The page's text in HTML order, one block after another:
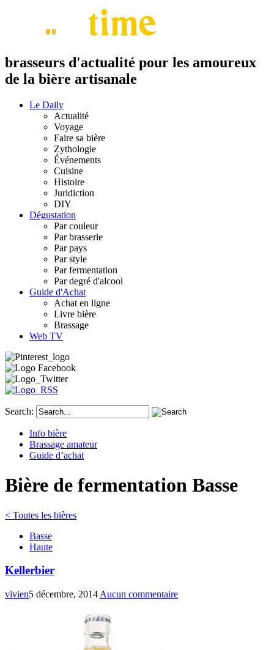
brasseurs d'actualité pour les amoureux
de la bière artisanale
Le Daily
Actualité
Voyage
Faire sa bière
Zythologie
Événements
Cuisine
Histoire
Juridiction
DIY
Dégustation
Par couleur
Par brasserie
Par pays
Par style
Par fermentation
Par degré d'alcool
Guide d'Achat
Achat en ligne
Livre bière
Brassage
Web TV
Search:
Info bière
Brassage amateur
Guide d’achat
Bière de fermentation Basse
< Toutes les bières
Basse
Haute
Kellerbier
vivien5 décembre, 2014 Aucun commentaire